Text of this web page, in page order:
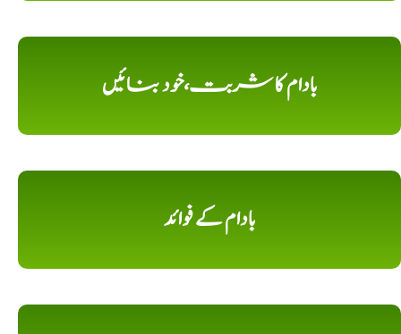
بادام کا شربت،خود بنائیں
بادام کے فوائد